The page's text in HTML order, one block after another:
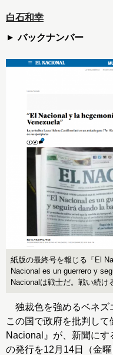
白石和幸
バックナンバー
紙版の最終号を報じる「El
Nacional es un guerrero y
Nacionalは戦士だ。戦い続け
独裁色を強めるベネズ
この国で政府を批判して
Nacional』が、新聞に
の発行を12月14日（金